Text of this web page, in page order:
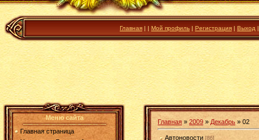
Главная | | Мой профиль | Регистрация | Выход |
Меню сайта
Главная страница
Главная » 2009 » Декабрь » 02
Автоновости [86]